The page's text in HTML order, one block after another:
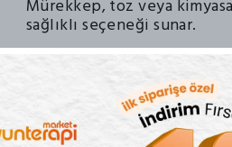
Mürekkep, toz veya
sağlıklı seçeneği sunar.
Yanlışlıkla Silmeyi
Arka kısımda bulunan
önemli bir notun veya
engeller.